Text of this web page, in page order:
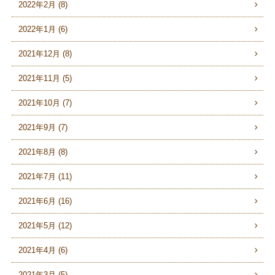
2022年2月 (8)
2022年1月 (6)
2021年12月 (8)
2021年11月 (5)
2021年10月 (7)
2021年9月 (7)
2021年8月 (8)
2021年7月 (11)
2021年6月 (16)
2021年5月 (12)
2021年4月 (6)